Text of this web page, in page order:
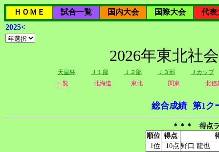
ＨＯＭＥ 試合一覧 国内大会 国際大会
代表
2025<
2026年東北社
天皇杯 Ｊ１部 Ｊ２部 Ｊ３部
Ｊカップ
一覧
北海道 東北 関東 北信
総合成績 第1ク
＊＊＊ 得点
順位 得点
1位
10点 野口 龍也